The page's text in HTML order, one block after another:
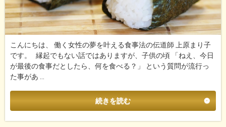
こんにちは、 働く女性の夢を叶える食事法の伝道師 上原まり子
です。 縁起でもない話ではありますが、子供の頃 「ねえ、今日
が最後の食事だとしたら、何を食べる？」 という質問が流行っ
た事があ …
続きを読む